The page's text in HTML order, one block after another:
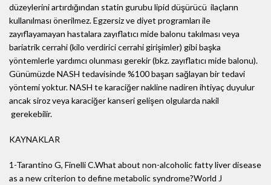
düzeylerini artırdığından statin gurubu lipid düşürücü ilaçların
kullanılması önerilmez. Egzersiz ve diyet programları ile
zayıflayamayan hastalara zayıflatıcı mide balonu takılması veya
bariatrik cerrahi (kilo verdirici cerrahi girişimler) gibi başka
yöntemlerle yardımcı olunması gerekir (bkz. zayıflatıcı mide balonu).
Günümüzde NASH tedavisinde %100 başarı sağlayan bir tedavi
yöntemi yoktur. NASH te karaciğer nakline nadiren ihtiyaç duyulur
ancak siroz veya karaciğer kanseri gelişen olgularda nakil
gerekebilir.
KAYNAKLAR
1-Tarantino G, Finelli C.What about non-alcoholic fatty liver disease
as a new criterion to define metabolic syndrome?World J